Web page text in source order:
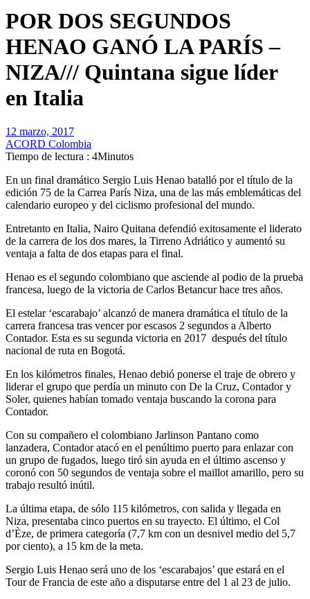
POR DOS SEGUNDOS
HENAO GANÓ LA PARÍS –
NIZA/// Quintana sigue líder
en Italia
12 marzo, 2017
ACORD Colombia
Tiempo de lectura : 4Minutos
En un final dramático Sergio Luis Henao batalló por el título de la
edición 75 de la Carrea París Niza, una de las más emblemáticas del
calendario europeo y del ciclismo profesional del mundo.
Entretanto en Italia, Nairo Quitana defendió exitosamente el liderato
de la carrera de los dos mares, la Tirreno Adriático y aumentó su
ventaja a falta de dos etapas para el final.
Henao es el segundo colombiano que asciende al podio de la prueba
francesa, luego de la victoria de Carlos Betancur hace tres años.
El estelar ‘escarabajo’ alcanzó de manera dramática el título de la
carrera francesa tras vencer por escasos 2 segundos a Alberto
Contador. Esta es su segunda victoria en 2017 después del título
nacional de ruta en Bogotá.
En los kilómetros finales, Henao debió ponerse el traje de obrero y
liderar el grupo que perdía un minuto con De la Cruz, Contador y
Soler, quienes habían tomado ventaja buscando la corona para
Contador.
Con su compañero el colombiano Jarlinson Pantano como
lanzadera, Contador atacó en el penúltimo puerto para enlazar con
un grupo de fugados, luego tiró sin ayuda en el último ascenso y
coronó con 50 segundos de ventaja sobre el maillot amarillo, pero su
trabajo resultó inútil.
La última etapa, de sólo 115 kilómetros, con salida y llegada en
Niza, presentaba cinco puertos en su trayecto. El último, el Col
d’Èze, de primera categoría (7,7 km con un desnivel medio del 5,7
por ciento), a 15 km de la meta.
Sergio Luis Henao será uno de los ‘escarabajos’ que estará en el
Tour de Francia de este año a disputarse entre del 1 al 23 de julio.